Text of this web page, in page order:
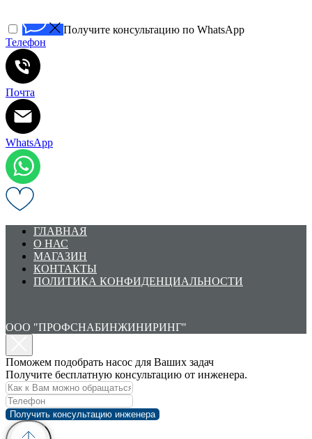
Получите консультацию по WhatsApp
Телефон
Почта
WhatsApp
ГЛАВНАЯ
О НАС
МАГАЗИН
КОНТАКТЫ
ПОЛИТИКА КОНФИДЕНЦИАЛЬНОСТИ
ООО "ПРОФСНАБИНЖИНИРИНГ"
Поможем подобрать насос для Ваших задач
Получите бесплатную консультацию от инженера.
Получить консультацию инженера